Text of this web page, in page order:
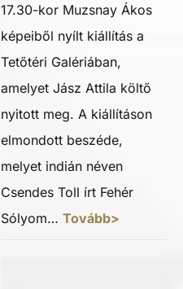
17.30-kor Muzsnay Ákos
képeiből nyílt kiállítás a
Tetőtéri Galériában,
amelyet Jász Attila költő
nyitott meg. A kiállításon
elmondott beszéde,
melyet indián néven
Csendes Toll írt Fehér
Sólyom… Tovább>